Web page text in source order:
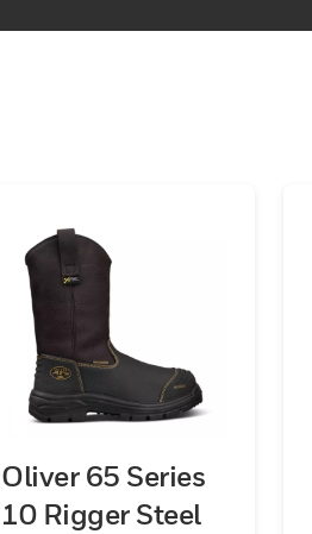
Oliver 65 Series
10 Rigger Steel